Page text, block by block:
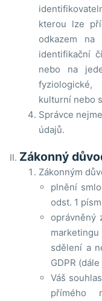
kterou lze
odkazem na
identifikační
nebo na
fyziologické,
kulturní nebo
Správce
údajů.
Zákonný
Zákonným
plnění
odst. 1
oprávněný
sdělení a
GDPR
Váš
přímého